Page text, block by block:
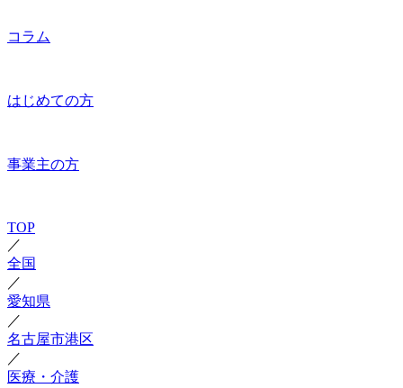
コラム
はじめての方
事業主の方
TOP
／
全国
／
愛知県
／
名古屋市港区
／
医療・介護